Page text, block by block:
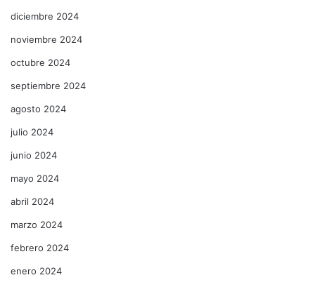
diciembre 2024
noviembre 2024
octubre 2024
septiembre 2024
agosto 2024
julio 2024
junio 2024
mayo 2024
abril 2024
marzo 2024
febrero 2024
enero 2024